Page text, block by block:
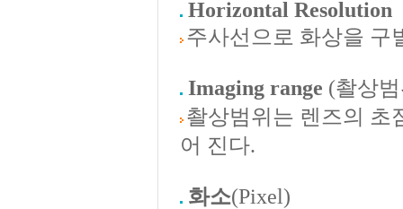
Horizontal Resolution
주사선으로 화상을 구
Imaging range (촬상
촬상범위는 렌즈의 초
어 진다.
화소(Pixel)